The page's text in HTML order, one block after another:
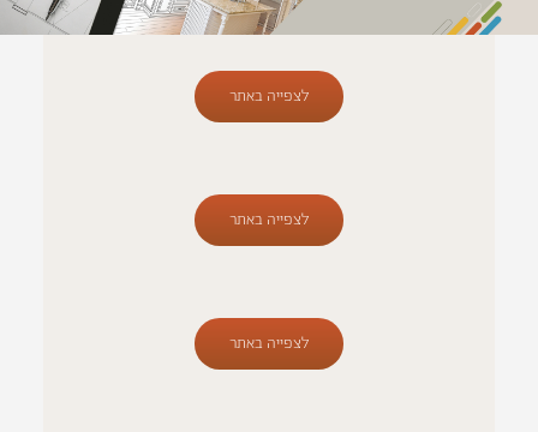
לצפייה באתר
לצפייה באתר
לצפייה באתר